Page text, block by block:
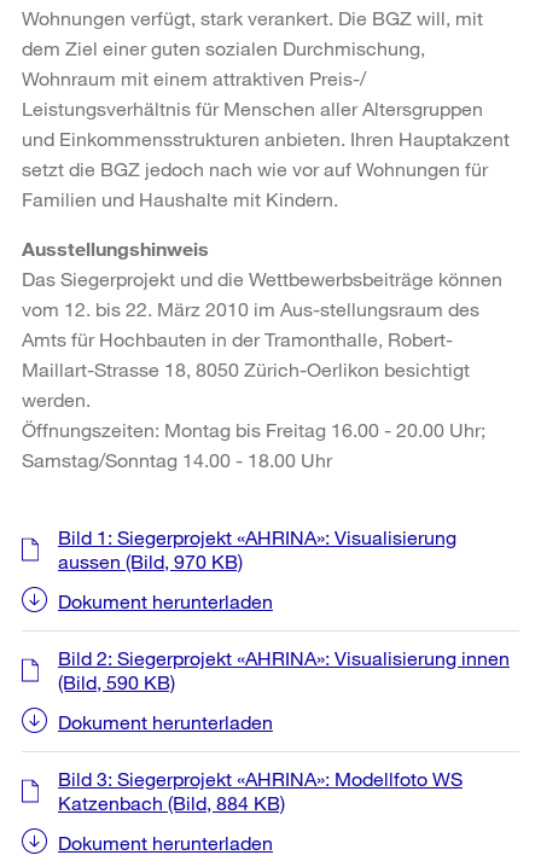
Wohnungen verfügt, stark verankert. Die BGZ will, mit
dem Ziel einer guten sozialen Durchmischung,
Wohnraum mit einem attraktiven Preis-/
Leistungsverhältnis für Menschen aller Altersgruppen
und Einkommensstrukturen anbieten. Ihren Hauptakzent
setzt die BGZ jedoch nach wie vor auf Wohnungen für
Familien und Haushalte mit Kindern.
Ausstellungshinweis
Das Siegerprojekt und die Wettbewerbsbeiträge können
vom 12. bis 22. März 2010 im Aus-stellungsraum des
Amts für Hochbauten in der Tramonthalle, Robert-
Maillart-Strasse 18, 8050 Zürich-Oerlikon besichtigt
werden.
Öffnungszeiten: Montag bis Freitag 16.00 - 20.00 Uhr;
Samstag/Sonntag 14.00 - 18.00 Uhr
Weitere
Informationen
Bild 1: Siegerprojekt «AHRINA»: Visualisierung
aussen (Bild, 970 KB)
Dokument herunterladen
Bild 2: Siegerprojekt «AHRINA»: Visualisierung innen
(Bild, 590 KB)
Dokument herunterladen
Bild 3: Siegerprojekt «AHRINA»: Modellfoto WS
Katzenbach (Bild, 884 KB)
Dokument herunterladen